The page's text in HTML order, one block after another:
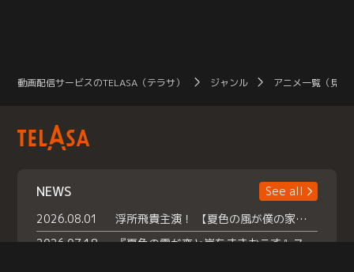
動画配信サービスのTELASA（テラサ） ジャンル アニメ一覧（見放
NEWS
See all
2026.08.01
浮所飛貴主演！ 【夏色の風が僕の家にやってきた】 本日よりテラサで独占配信スタート！
2026.07.18
『夏色の雲が恋と嵐をまきおこす』スペシャルメイキング 【Part1】2026年７月18日（土）23時30分～配信スタート！話題のシーンの裏側を大公開！豪華キャスト大集合！ 『武宮家 真夏の家族会議』開催！